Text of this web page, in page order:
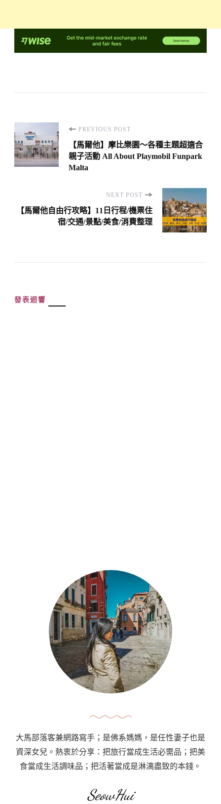
Post
Navigation
PREVIOUS POST
【馬爾他】摩比樂園～各種主題超適合
親子活動 All About Playmobil Funpark
Malta
NEXT POST
【馬爾他自由行攻略】11日行程/機票住
宿/交通/景點/美食/消費整理
發表迴響
大馬部落客兼網路寫手；是佛系媽媽，是任性妻子也是
資深女兒。熱衷於分享：把旅行當成生活必需品；把美
食當成生活調味品；把活著當成是淋漓盡致的本錢。
SeowHui